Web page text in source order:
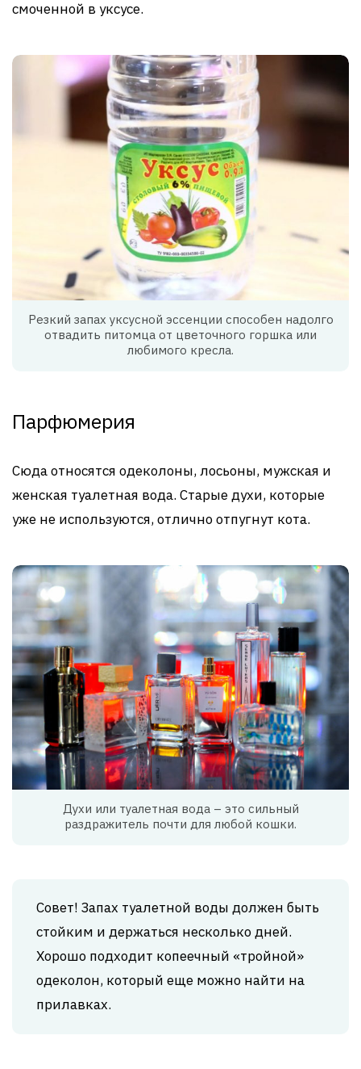
смоченной в уксусе.
Резкий запах уксусной эссенции способен надолго
отвадить питомца от цветочного горшка или
любимого кресла.
Парфюмерия
Сюда относятся одеколоны, лосьоны, мужская и
женская туалетная вода. Старые духи, которые
уже не используются, отлично отпугнут кота.
Духи или туалетная вода – это сильный
раздражитель почти для любой кошки.
Совет! Запах туалетной воды должен быть
стойким и держаться несколько дней.
Хорошо подходит копеечный «тройной»
одеколон, который еще можно найти на
прилавках.